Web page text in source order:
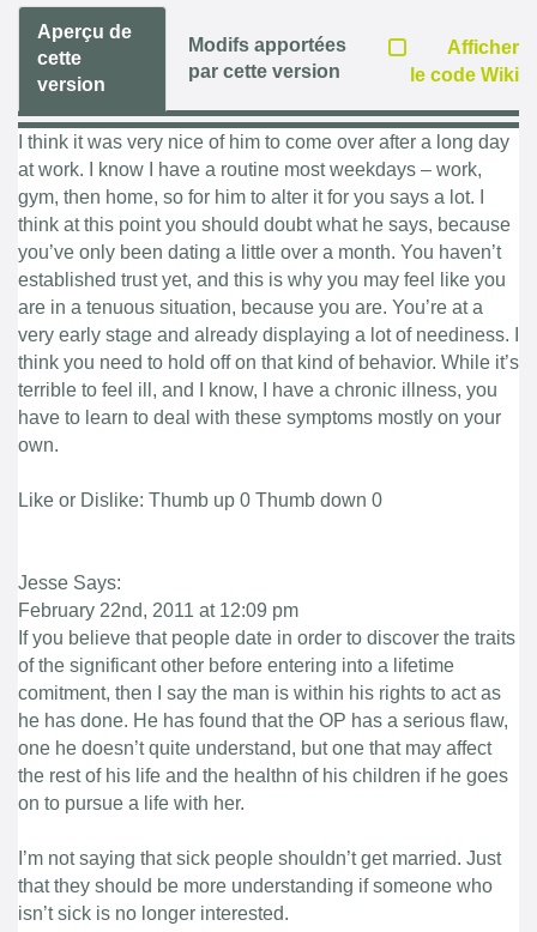
Aperçu de
cette
version
Modifs apportées
par cette version
Afficher
le code Wiki